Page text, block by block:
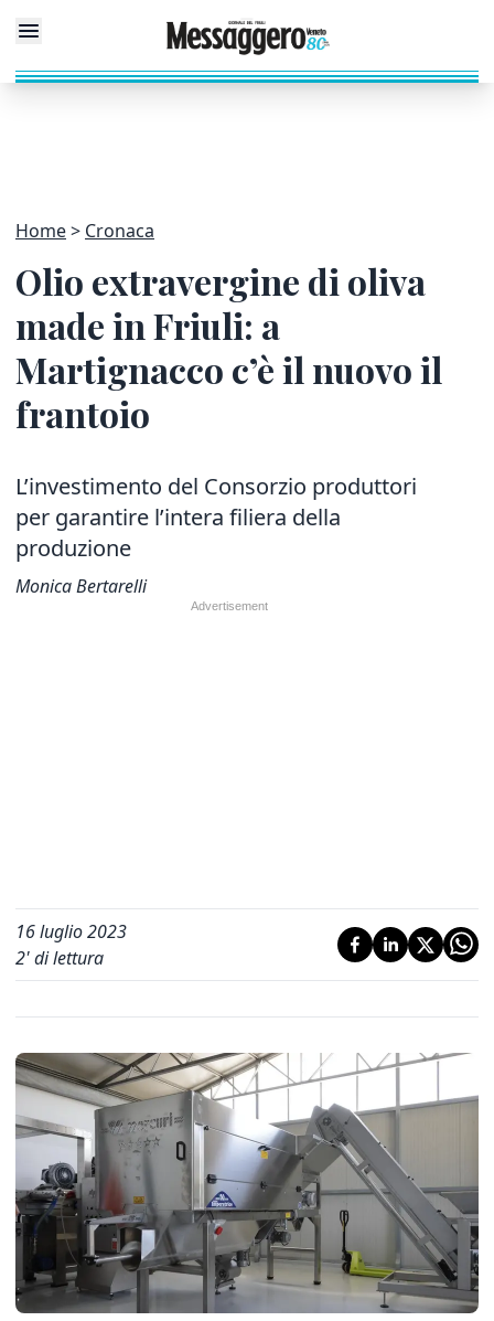
Home Cronaca
Olio extravergine di oliva
made in Friuli: a
Martignacco c’è il nuovo il
frantoio
L’investimento del Consorzio produttori
per garantire l’intera filiera della
produzione
Monica Bertarelli
16 luglio 2023
2' di lettura